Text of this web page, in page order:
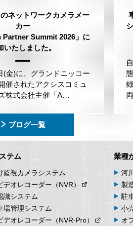
ネットワークカメラメー
カー
Summit 2026」に
いたしました。
(金)に、グランドニッコー
催されたアクシスコミュ
株式会社主催「A…
ブログ一覧
テム
監視カメラシステム
デオレコーダー （NVR）
識システム
場管理システム
デオレコーダー （NVR-Pro）
業種
河
製
駐
小
オ